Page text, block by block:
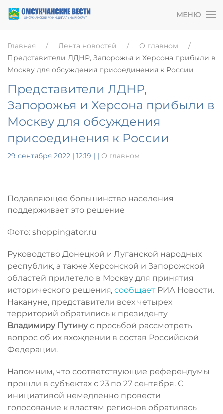
МЕНЮ
Главная Лента новостей
О главном
Представители ЛДНР, Запорожья и Херсона прибыли в
Москву для обсуждения присоединения к России
Представители ЛДНР,
Запорожья и Херсона прибыли в
Москву для обсуждения
присоединения к России
29 сентября 2022 | 12:19 | | О главном
Подавляющее большинство населения
поддерживает это решение
Фото: shoppingator.ru
Руководство Донецкой и Луганской народных
республик, а также Херсонской и Запорожской
областей прилетело в Москву для принятия
исторического решения, сообщает РИА Новости.
Накануне, представители всех четырех
территорий обратились к президенту
Владимиру Путинус просьбой рассмотреть
вопрос об их вхождении в состав Российской
Федерации.
Напомним, что соответствующие референдумы
прошли в субъектах с 23 по 27 сентября. С
инициативой немедленно провести
голосование к властям регионов обратилась